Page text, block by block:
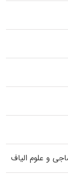
و علوم الیاف